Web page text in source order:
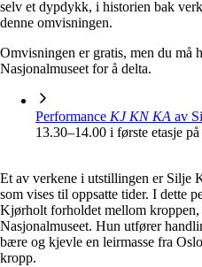
selv et dypdykk, i historien bak
denne omvisningen.
Omvisningen er gratis, men du må
Nasjonalmuseet for å delta.
Performance KJ KN KA av
13.30–14.00 i første etasje
Et av verkene i utstillingen er Silje
som vises til oppsatte tider. I dette
Kjørholt forholdet mellom
Nasjonalmuseet. Hun utfører
bære og kjevle en leirmasse fra
kropp.